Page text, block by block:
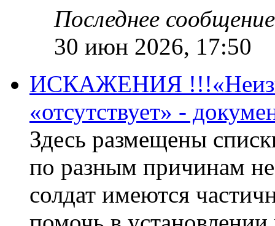
Последнее сообщение
30 июн 2026, 17:50
ИСКАЖЕНИЯ
«отсутствует» -
Здесь размещены
по разным причинам
солдат имеются